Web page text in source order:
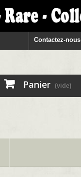
Contactez-nous
Panier (vide)